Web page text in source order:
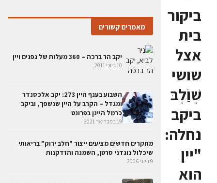
ביקור
בית
אצל
שושי
שְׁוַֹלְבּ
ביקב
נחלה:
"יין
הוא
מאמרים קשורים
יקב הר ברכה – 360 מעלות של גפנים ויין
10 ביוני 2011
השבוע בענף היין 273: יקב אלכסנדר
ומגדל – הקרב על היין שנשפך, וביקב
כרמל היינן בפרונט
19 בפברואר 2021
מחקרים חדשים מציעים ייצור "חלב ירוק" בריאותי
שיכלול נוגדני סרטן, השמנה והזדקנות
9 ביוני 2006